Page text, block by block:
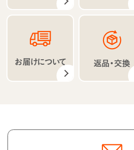
お届けについて 返品・交換